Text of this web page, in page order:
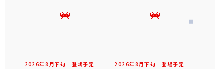
2026年8 月下旬 登場予定 2026年8 月下旬 登場予定